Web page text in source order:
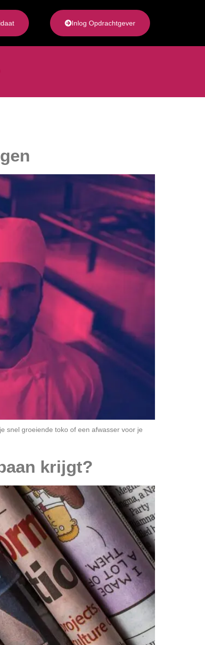
Inlog Opdrachtgever
snel groeiende toko of een afwasser voor je
krijgt?